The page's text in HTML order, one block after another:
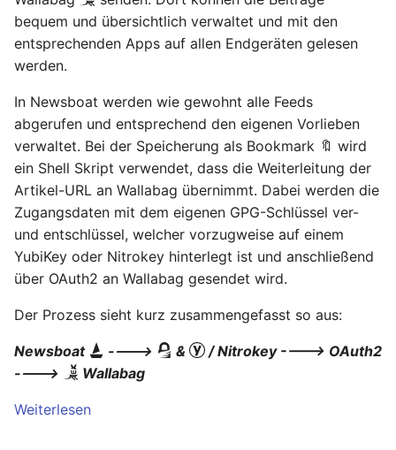
März 2022
Februar 2022
Januar 2022
Dezember 2021
November 2021
Oktober 2021
September 2021
Juli 2021
Juni 2021
bequem und übersichtlich verwaltet und mit den
entsprechenden Apps auf allen Endgeräten gelesen
werden.
In Newsboat werden wie gewohnt alle Feeds
abgerufen und entsprechend den eigenen Vorlieben
verwaltet. Bei der Speicherung als Bookmark 🔖 wird
ein Shell Skript verwendet, dass die Weiterleitung der
Artikel-URL an Wallabag übernimmt. Dabei werden die
Zugangsdaten mit dem eigenen GPG-Schlüssel ver-
und entschlüssel, welcher vorzugweise auf einem
YubiKey oder Nitrokey hinterlegt ist und anschließend
über OAuth2 an Wallabag gesendet wird.
Der Prozess sieht kurz zusammengefasst so aus:
Newsboat ----> &
/ Nitrokey ----> OAuth2
---->
Wallabag
Weiterlesen